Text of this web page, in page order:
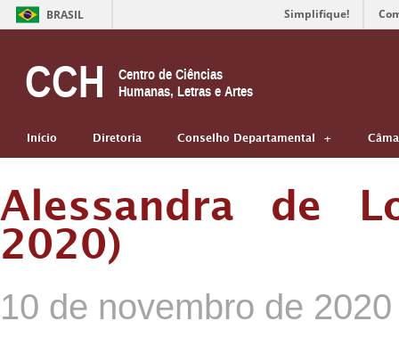
BRASIL Simplifique!
CCH
Centro de Ciências
Humanas, Letras e Artes
Início Diretoria Conselho Departamental
Alessandra de
2020)
10 de novembro de 2020